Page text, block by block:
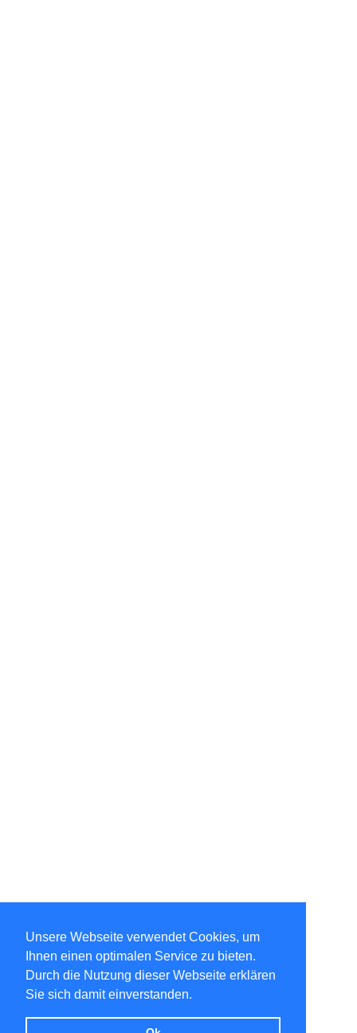
Unsere Webseite verwendet Cookies, um
Ihnen einen optimalen Service zu bieten.
Durch die Nutzung dieser Webseite erklären
Sie sich damit einverstanden.